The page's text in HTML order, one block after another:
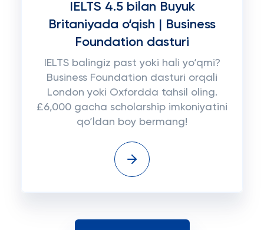
IELTS 4.5 bilan Buyuk
Britaniyada o‘qish | Business
Foundation dasturi
IELTS balingiz past yoki hali yo‘qmi?
Business Foundation dasturi orqali
London yoki Oxfordda tahsil oling.
£6,000 gacha scholarship imkoniyatini
qo‘ldan boy bermang!